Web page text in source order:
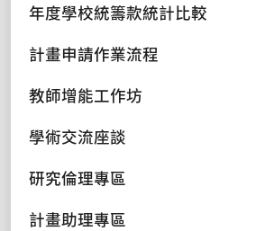
年度學校統籌款統計比較
計畫申請作業流程
教師增能工作坊
學術交流座談
研究倫理專區
計畫助理專區